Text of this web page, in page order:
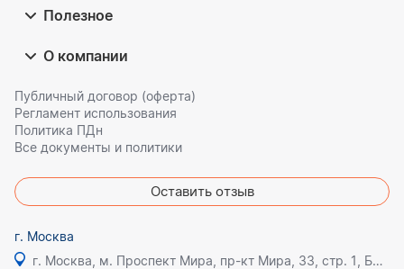
Полезное
О компании
Публичный договор (оферта)
Регламент использования
Политика ПДн
Все документы и политики
Оставить отзыв
г. Москва
г. Москва, м. Проспект Мира, пр-кт Мира, 33, стр. 1, БЦ Олимпик плаза